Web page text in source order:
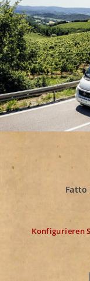
Fatto
Konfigurieren